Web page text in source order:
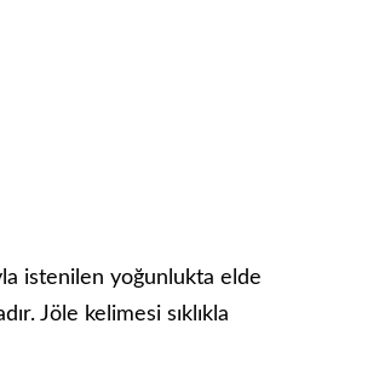
istenilen yoğunlukta elde
Jöle kelimesi sıklıkla